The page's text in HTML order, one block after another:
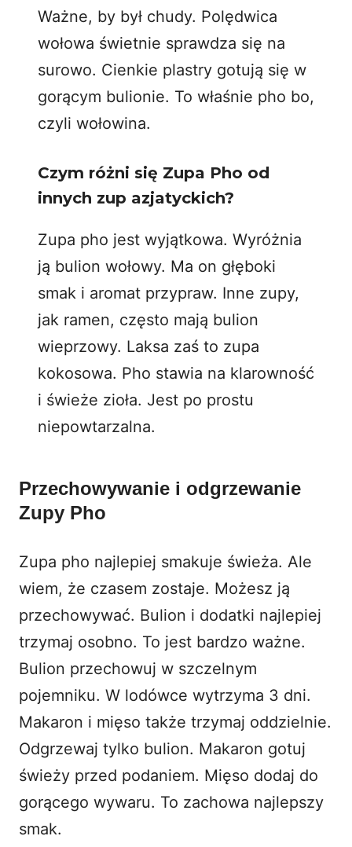
Ważne, by był chudy. Polędwica
wołowa świetnie sprawdza się na
surowo. Cienkie plastry gotują się w
gorącym bulionie. To właśnie pho bo,
czyli wołowina.
Czym różni się Zupa Pho od
innych zup azjatyckich?
Zupa pho jest wyjątkowa. Wyróżnia
ją bulion wołowy. Ma on głęboki
smak i aromat przypraw. Inne zupy,
jak ramen, często mają bulion
wieprzowy. Laksa zaś to zupa
kokosowa. Pho stawia na klarowność
i świeże zioła. Jest po prostu
niepowtarzalna.
Przechowywanie i odgrzewanie
Zupy Pho
Zupa pho najlepiej smakuje świeża. Ale
wiem, że czasem zostaje. Możesz ją
przechowywać. Bulion i dodatki najlepiej
trzymaj osobno. To jest bardzo ważne.
Bulion przechowuj w szczelnym
pojemniku. W lodówce wytrzyma 3 dni.
Makaron i mięso także trzymaj oddzielnie.
Odgrzewaj tylko bulion. Makaron gotuj
świeży przed podaniem. Mięso dodaj do
gorącego wywaru. To zachowa najlepszy
smak.